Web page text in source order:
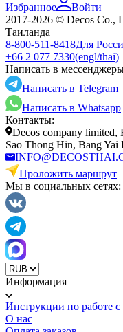
Избранное
Войти
2017-2026 © Decos Co.,
Таиланда
8-800-511-8418Для
+66 2 077 7330(engl/thai)
Написать в
Написать в Telegram
Написать в Whatsapp
Контакты:
Decos company limited,
Sao Thong Hin, Bang
Проложить маршрут
Мы в социальных сетях:
Информация
Инструкции по работе с
О нас